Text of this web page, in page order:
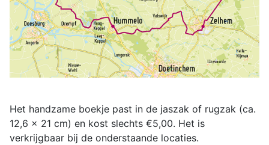
Het handzame boekje past in de jaszak of rugzak (ca.
12,6 x 21 cm) en kost slechts €5,00. Het is
verkrijgbaar bij de onderstaande locaties.